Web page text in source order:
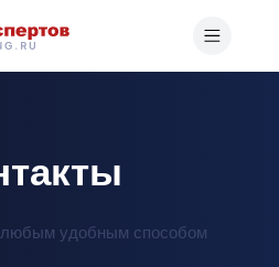
удобным способом